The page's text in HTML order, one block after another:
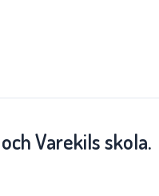
Varekils skola.